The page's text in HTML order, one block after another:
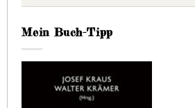
Mein Buch-Tipp